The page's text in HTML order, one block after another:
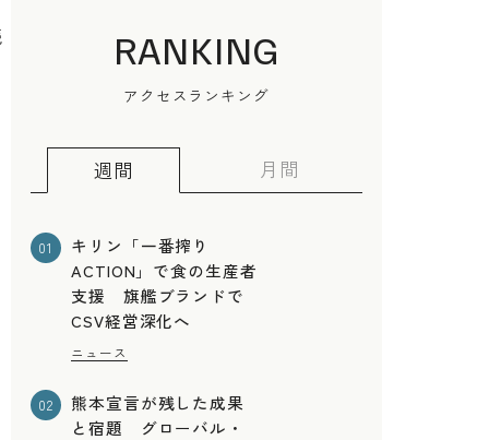
RANKING
アクセスランキング
週間 月間
01
キリン「一番搾り
ACTION」で食の生産者
支援 旗艦ブランドで
CSV経営深化へ
ニュース
02
熊本宣言が残した成果
と宿題 グローバル・